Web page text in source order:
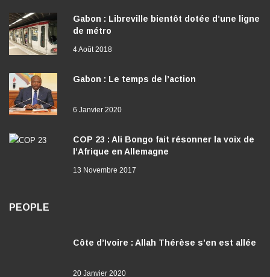
Gabon : Libreville bientôt dotée d’une ligne
de métro
4 Août 2018
Gabon : Le temps de l’action
6 Janvier 2020
COP 23 : Ali Bongo fait résonner la voix de
l’Afrique en Allemagne
13 Novembre 2017
PEOPLE
Côte d’Ivoire : Allah Thérèse s’en est allée
20 Janvier 2020